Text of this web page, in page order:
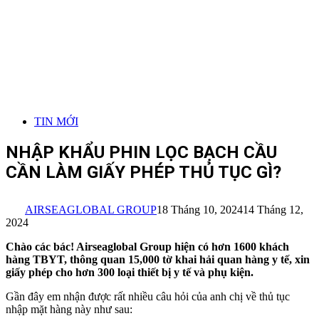
TIN MỚI
NHẬP KHẨU PHIN LỌC BẠCH CẦU
CẦN LÀM GIẤY PHÉP THỦ TỤC GÌ?
AIRSEAGLOBAL GROUP18 Tháng 10, 202414 Tháng 12,
2024
Chào các bác! Airseaglobal Group hiện có hơn 1600 khách
hàng TBYT, thông quan 15,000 tờ khai hải quan hàng y tế, xin
giấy phép cho hơn 300 loại thiết bị y tế và phụ kiện.
Gần đây em nhận được rất nhiều câu hỏi của anh chị về thủ tục
nhập mặt hàng này như sau: